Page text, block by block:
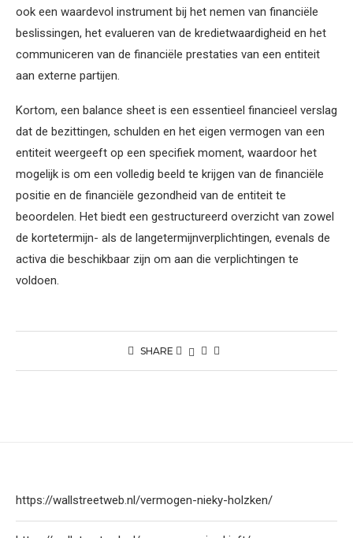
ook een waardevol instrument bij het nemen van financiële
beslissingen, het evalueren van de kredietwaardigheid en het
communiceren van de financiële prestaties van een entiteit
aan externe partijen.
Kortom, een balance sheet is een essentieel financieel verslag
dat de bezittingen, schulden en het eigen vermogen van een
entiteit weergeeft op een specifiek moment, waardoor het
mogelijk is om een volledig beeld te krijgen van de financiële
positie en de financiële gezondheid van de entiteit te
beoordelen. Het biedt een gestructureerd overzicht van zowel
de kortetermijn- als de langetermijnverplichtingen, evenals de
activa die beschikbaar zijn om aan die verplichtingen te
voldoen.
SHARE
https://wallstreetweb.nl/vermogen-nieky-holzken/